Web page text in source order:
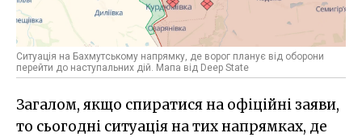
Ситуація на Бахмутському напрямку, де ворог планує від оборони
перейти до наступальних дій. Мапа від Deep State
Загалом, якщо спиратися на офіційні заяви,
то сьогодні ситуація на тих напрямках, де